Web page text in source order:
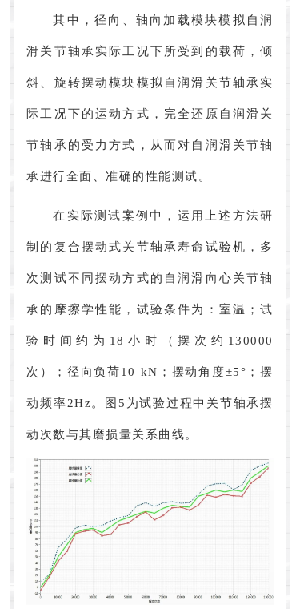
其中，径向、轴向加载模块模拟自润
滑关节轴承实际工况下所受到的载荷，倾
斜、旋转摆动模块模拟自润滑关节轴承实
际工况下的运动方式，完全还原自润滑关
节轴承的受力方式，从而对自润滑关节轴
承进行全面、准确的性能测试。
在实际测试案例中，运用上述方法研
制的复合摆动式关节轴承寿命试验机，多
次测试不同摆动方式的自润滑向心关节轴
承的摩擦学性能，试验条件为：室温；试
验时间约为18小时（摆次约130000
次）；径向负荷10 kN；摆动角度±5°；摆
动频率2Hz。图5为试验过程中关节轴承摆
动次数与其磨损量关系曲线。